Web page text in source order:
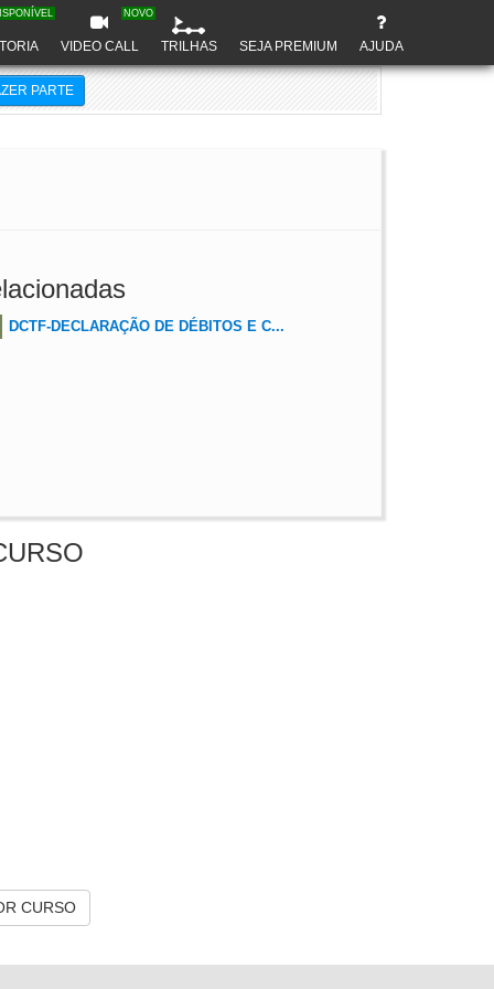
VIDEO CALL
NOVO
TRILHAS SEJA PREMIUM AJUDA
PARTE
DCTF-DECLARAÇÃO DE DÉBITOS E C...
CURSO